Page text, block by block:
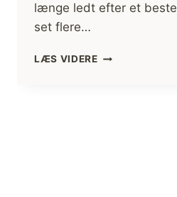
længe ledt efter et
set flere…
LÆS VIDERE